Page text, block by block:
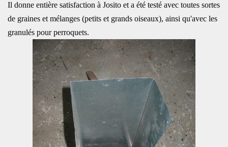
Il donne entière satisfaction à Josito et a été testé avec toutes sortes
de graines et mélanges (petits et grands oiseaux), ainsi qu'avec les
granulés pour perroquets.